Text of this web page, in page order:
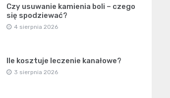
Czy usuwanie kamienia boli – czego
się spodziewać?
4 sierpnia 2026
Ile kosztuje leczenie kanałowe?
3 sierpnia 2026